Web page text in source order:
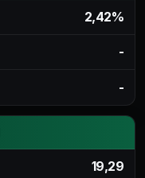
2,42%
-
-
19,29